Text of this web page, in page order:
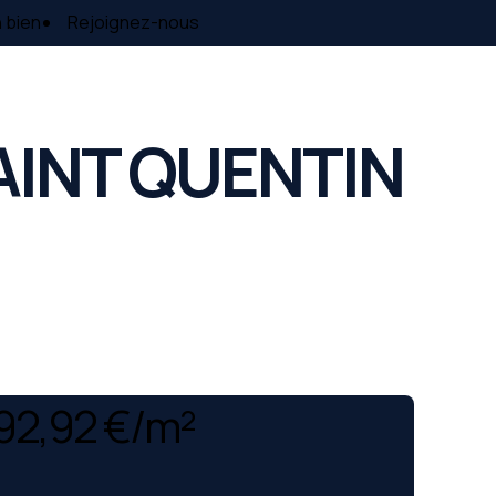
bien Rejoignez-nous
QUENTIN
€/m²